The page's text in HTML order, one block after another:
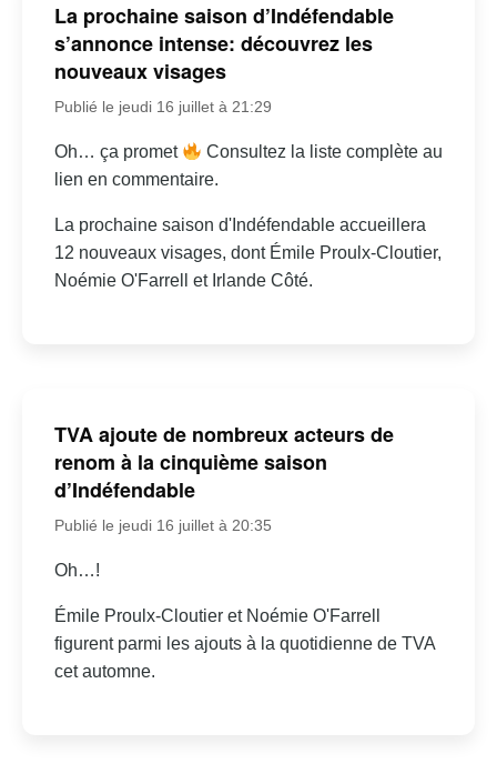
La prochaine saison d’Indéfendable
s’annonce intense: découvrez les
nouveaux visages
Publié le jeudi 16 juillet à 21:29
Oh… ça promet
Consultez la liste complète au
lien en commentaire.
La prochaine saison d'Indéfendable accueillera
12 nouveaux visages, dont Émile Proulx-Cloutier,
Noémie O'Farrell et Irlande Côté.
TVA ajoute de nombreux acteurs de
renom à la cinquième saison
d’Indéfendable
Publié le jeudi 16 juillet à 20:35
Oh…!
Émile Proulx-Cloutier et Noémie O'Farrell
figurent parmi les ajouts à la quotidienne de TVA
cet automne.